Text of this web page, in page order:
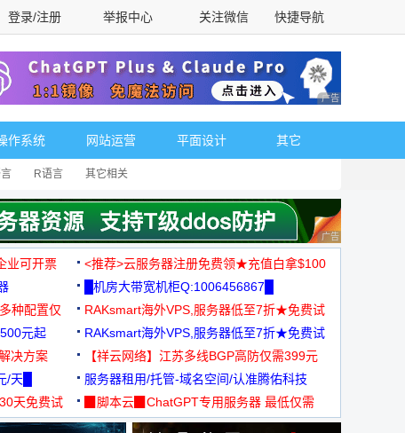
登录/注册 举报中心 关注微信 快捷导航
选择 广告 商业广告，理
作系统 网站运营 平面设计 其它
R语言 其它相关
广告 商业广告，理
业可开票
<推荐>云服务器注册免费领★充值白拿$100
█机房大带宽机柜Q:1006456867█
种配置仅
RAKsmart海外VPS,服务器低至7折★免费试
用★
元起
RAKsmart海外VPS,服务器低至7折★免费试
用★
决方案
【祥云网络】江苏多线BGP高防仅需399元
/天█
服务器租用/托管-域名空间/认准腾佑科技
天免费试
▉脚本云▉ChatGPT专用服务器 最低仅需
19元/月